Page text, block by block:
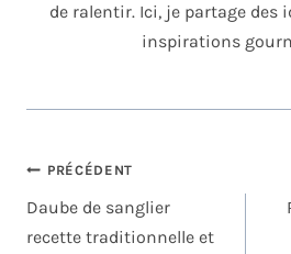
de ralentir. Ici, je partage des
inspirations
NAVIGATION
DE
L’ARTICLE
PRÉCÉDENT
Daube de sanglier
recette traditionnelle et